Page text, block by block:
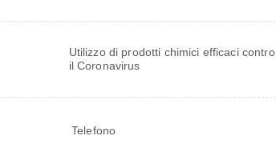
Utilizzo di prodotti chimici efficaci contro
il Coronavirus
Telefono